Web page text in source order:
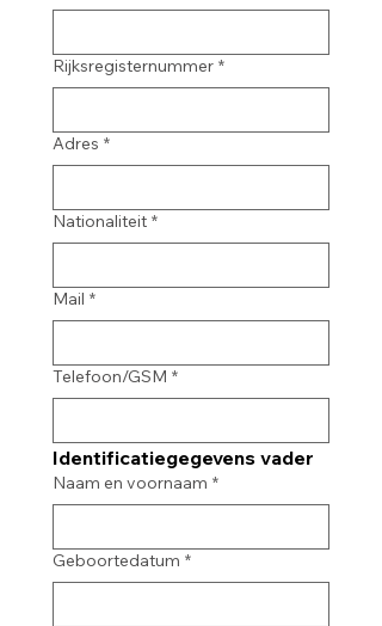
Rijksregisternummer *
Adres *
Nationaliteit *
Mail *
Telefoon/GSM *
Identificatiegegevens vader
Naam en voornaam *
Geboortedatum *